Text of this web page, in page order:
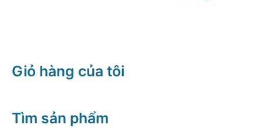
Giỏ hàng của tôi
Tìm sản phẩm